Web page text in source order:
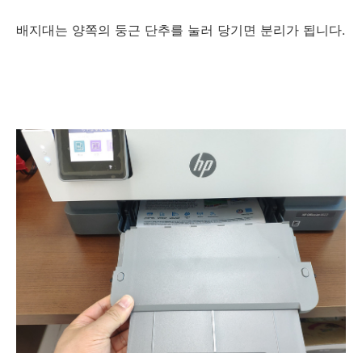
배지대는 양쪽의 둥근 단추를 눌러 당기면 분리가 됩니다.